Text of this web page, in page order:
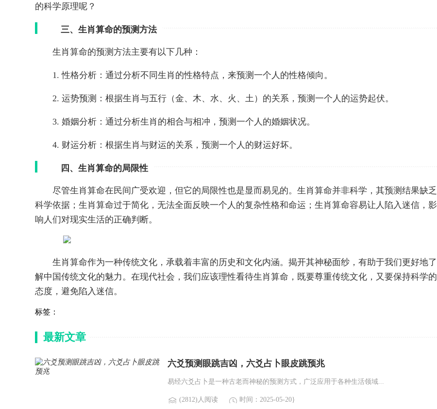
的科学原理呢？
三、生肖算命的预测方法
生肖算命的预测方法主要有以下几种：
1. 性格分析：通过分析不同生肖的性格特点，来预测一个人的性格倾向。
2. 运势预测：根据生肖与五行（金、木、水、火、土）的关系，预测一个人的运势起伏。
3. 婚姻分析：通过分析生肖的相合与相冲，预测一个人的婚姻状况。
4. 财运分析：根据生肖与财运的关系，预测一个人的财运好坏。
四、生肖算命的局限性
尽管生肖算命在民间广受欢迎，但它的局限性也是显而易见的。生肖算命并非科学，其预测结果缺乏
科学依据；生肖算命过于简化，无法全面反映一个人的复杂性格和命运；生肖算命容易让人陷入迷信，影
响人们对现实生活的正确判断。
生肖算命作为一种传统文化，承载着丰富的历史和文化内涵。揭开其神秘面纱，有助于我们更好地了
解中国传统文化的魅力。在现代社会，我们应该理性看待生肖算命，既要尊重传统文化，又要保持科学的
态度，避免陷入迷信。
标签：
最新文章
六爻预测眼跳吉凶，六爻占卜眼皮跳预兆
易经六爻占卜是一种古老而神秘的预测方式，广泛应用于各种生活领域...
(2812)人阅读 时间：2025-05-20}